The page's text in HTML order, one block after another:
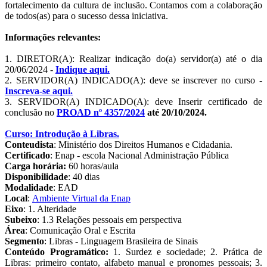
fortalecimento da cultura de inclusão. Contamos com a colaboração
de todos(as) para o sucesso dessa iniciativa.
Informações relevantes:
1. DIRETOR(A): Realizar indicação do(a) servidor(a) até o dia
20/06/2024 - Indique aqui.
2. SERVIDOR(A) INDICADO(A): deve se inscrever no curso -
Inscreva-se aqui.
3. SERVIDOR(A) INDICADO(A): deve Inserir certificado de
conclusão no PROAD nº 4357/2024 até 20/10/2024.
Curso: Introdução à Libras.
Conteudista: Ministério dos Direitos Humanos e Cidadania.
Certificado: Enap - escola Nacional Administração Pública
Carga horária: 60 horas/aula
Disponibilidade: 40 dias
Modalidade: EAD
Local: Ambiente Virtual da Enap
Eixo: 1. Alteridade
Subeixo: 1.3 Relações pessoais em perspectiva
Área: Comunicação Oral e Escrita
Segmento: Libras - Linguagem Brasileira de Sinais
Conteúdo Programático: 1. Surdez e sociedade; 2. Prática de
Libras: primeiro contato, alfabeto manual e pronomes pessoais; 3.